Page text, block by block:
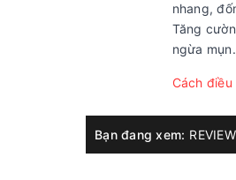
nhang,
Tăng
ngừa
Cách
Bạn đang xem: